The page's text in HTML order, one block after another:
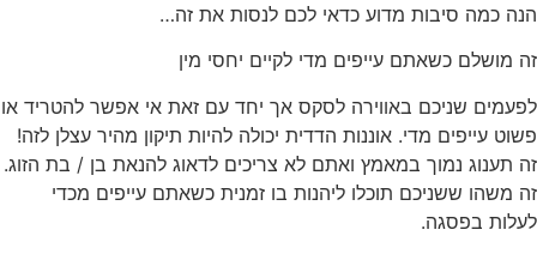
הנה כמה סיבות מדוע כדאי לכם לנסות את זה…
זה מושלם כשאתם עייפים מדי לקיים יחסי מין ⁠
לפעמים שניכם באווירה לסקס אך יחד עם זאת אי אפשר להטריד או
פשוט עייפים מדי. אוננות הדדית יכולה להיות תיקון מהיר עצלן לזה!
זה תענוג נמוך במאמץ ואתם לא צריכים לדאוג להנאת בן / בת הזוג.
זה משהו ששניכם תוכלו ליהנות בו זמנית כשאתם עייפים מכדי
לעלות בפסגה.